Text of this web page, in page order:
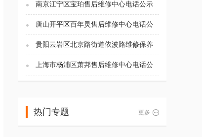
南京江宁区宝珀售后维修中心电话公示
（2026年7月最新）
唐山开平区百年灵售后维修中心电话公
示（2026年7月最新）
贵阳云岩区北京路街道依波路维修保养
服务电话（2026年7月最新）
上海市杨浦区萧邦售后维修中心电话公
示（2026年7月最新）
热门专题 更多